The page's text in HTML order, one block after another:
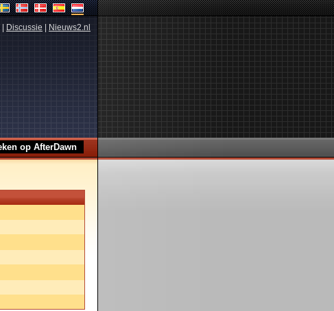
Discussie Nieuws2.nl